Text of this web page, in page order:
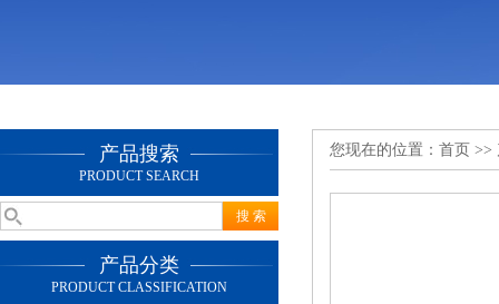
产品搜索
PRODUCT SEARCH
产品分类
PRODUCT CLASSIFICATION
您现在的位置： 首页 >>